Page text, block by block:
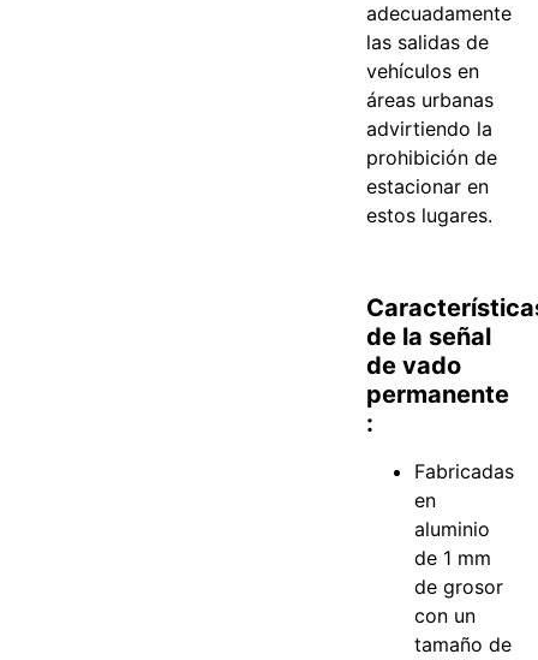
adecuadamente
las salidas de
vehículos en
áreas urbanas
advirtiendo la
prohibición de
estacionar en
estos lugares.
de la señal
de vado
permanente
:
Fabricadas
en
aluminio
de 1 mm
de grosor
con un
tamaño de